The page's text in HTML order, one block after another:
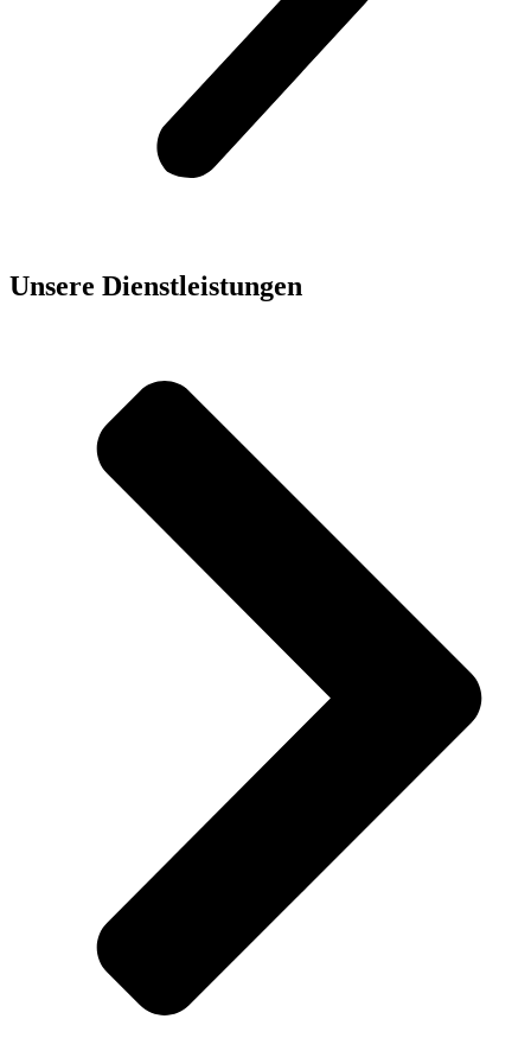
Unsere Dienst­leistungen